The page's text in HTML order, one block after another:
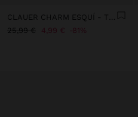
CLAUER CHARM ESQUÍ - THE BEAR COLLECTION
25,99 €
4,99 € 81%